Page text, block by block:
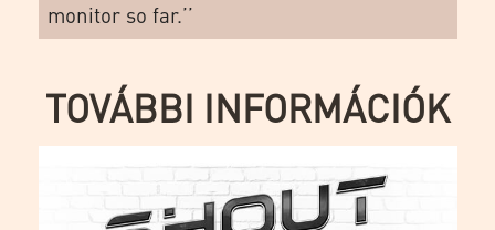
monitor so far.’’
TOVÁBBI INFORMÁCIÓK